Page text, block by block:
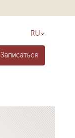
RU
Записаться